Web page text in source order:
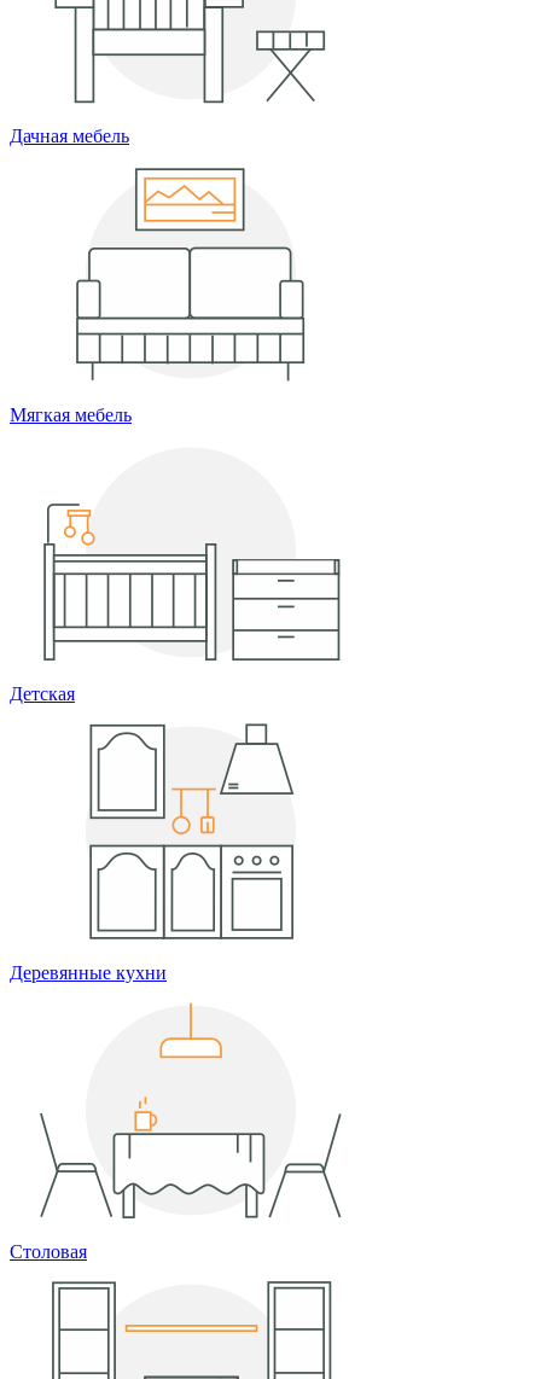
Дачная мебель
Мягкая мебель
Детская
Деревянные кухни
Столовая